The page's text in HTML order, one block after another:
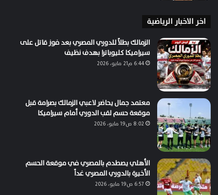
اخر الاخبار الرياضية
الزمالك بطلاً للدوري المصري بعد فوز قاتل على
سيراميكا كليوباترا بهدف نظيف
6:44 م21 مايو، 2026
معتمد جمال يحاضر لاعبي الزمالك بصرامة قبل
موقعة حسم لقب الدوري أمام سيراميكا
8:02 ص19 مايو، 2026
الأهلي يصطدم بالمصري في موقعة الحسم
الأخيرة بالدوري المصري غداً
6:57 ص19 مايو، 2026